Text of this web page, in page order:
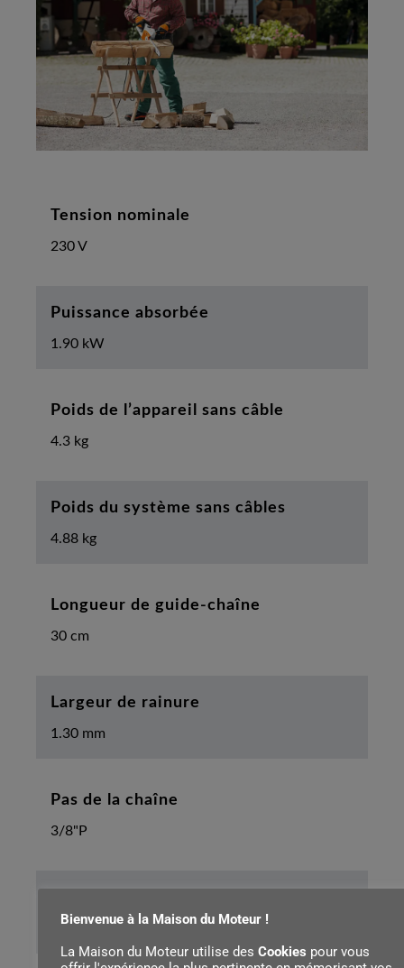
Tension nominale
230 V
Puissance absorbée
1.90 kW
Poids de l’appareil sans câble
4.3 kg
Poids du système sans câbles
4.88 kg
Longueur de guide-chaîne
30 cm
Largeur de rainure
1.30 mm
Pas de la chaîne
3/8"P
0.4 m
Bienvenue à la Maison du Moteur !
La Maison du Moteur utilise des Cookies pour vous